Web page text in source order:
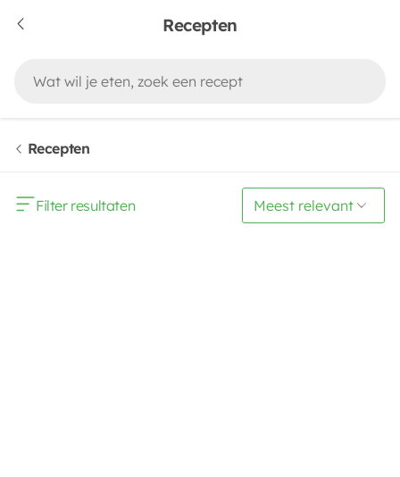
Recepten
Recepten
Filter resultaten